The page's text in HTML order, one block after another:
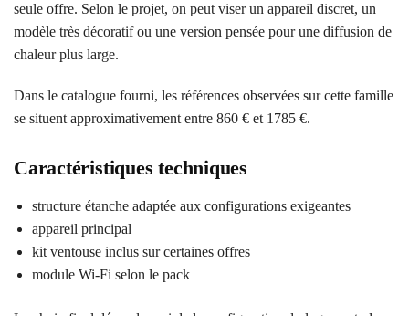
seule offre. Selon le projet, on peut viser un appareil discret, un
modèle très décoratif ou une version pensée pour une diffusion de
chaleur plus large.
Dans le catalogue fourni, les références observées sur cette famille
se situent approximativement entre 860 € et 1785 €.
Caractéristiques techniques
structure étanche adaptée aux configurations exigeantes
appareil principal
kit ventouse inclus sur certaines offres
module Wi‑Fi selon le pack